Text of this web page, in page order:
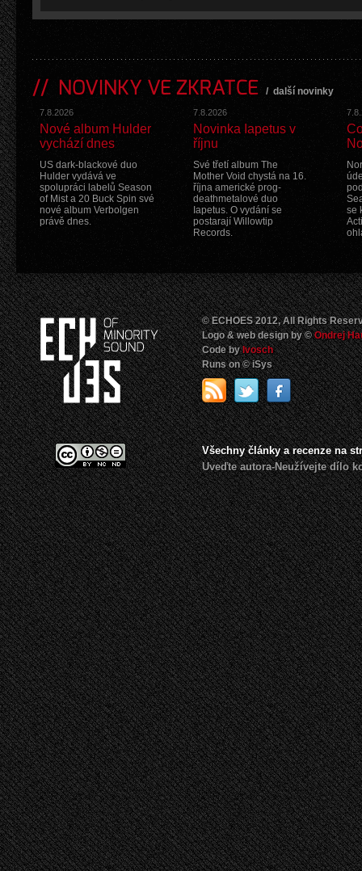
NOVINKY VE ZKRATCE / další novinky
7.8.2026
Nové album Hulder
vychází dnes
US dark-blackové duo
Hulder vydává ve
spolupráci labelů Season
of Mist a 20 Buck Spin své
nové album Verbolgen
právě dnes.
7.8.2026
Novinka Iapetus v
říjnu
Své třetí album The
Mother Void chystá na 16.
října americké prog-
deathmetalové duo
Iapetus. O vydání se
postarají Willowtip
Records.
se
© ECHOES 2012, All Rights
Logo & web design by ©Ondrej
Code byIvosch
Runs on © iSys
Všechny články a recenze na
Uveďte autora-Neužívejte dílo